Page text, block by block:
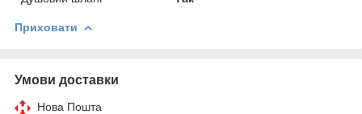
Приховати
Умови доставки
Нова Пошта